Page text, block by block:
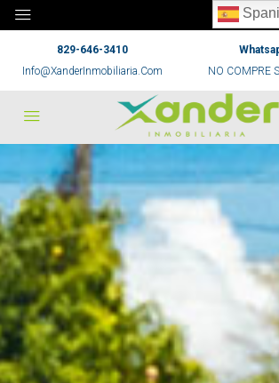
829-646-3410
Info@XanderInmobiliaria.Com
NO COMPRE